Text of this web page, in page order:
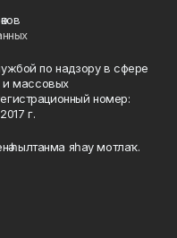
по надзору в сфере
и массовых
номер:
г.
һылтанма яһау мотлаҡ.